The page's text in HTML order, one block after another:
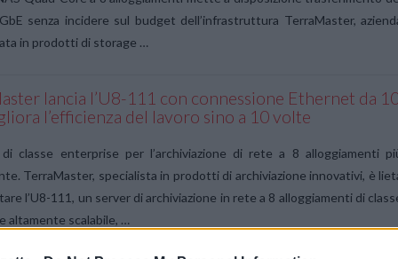
senza incidere sul budget dell’infrastruttura TerraMaster,
in prodotti di storage …
lancia l’U8-111 con connessione Ethernet da
l’efficienza del lavoro sino a 10 volte
classe enterprise per l’archiviazione di rete a 8 alloggiamenti
TerraMaster, specialista in prodotti di archiviazione innovativi, è
l’U8-111, un server di archiviazione in rete a 8 alloggiamenti di
altamente scalabile, …